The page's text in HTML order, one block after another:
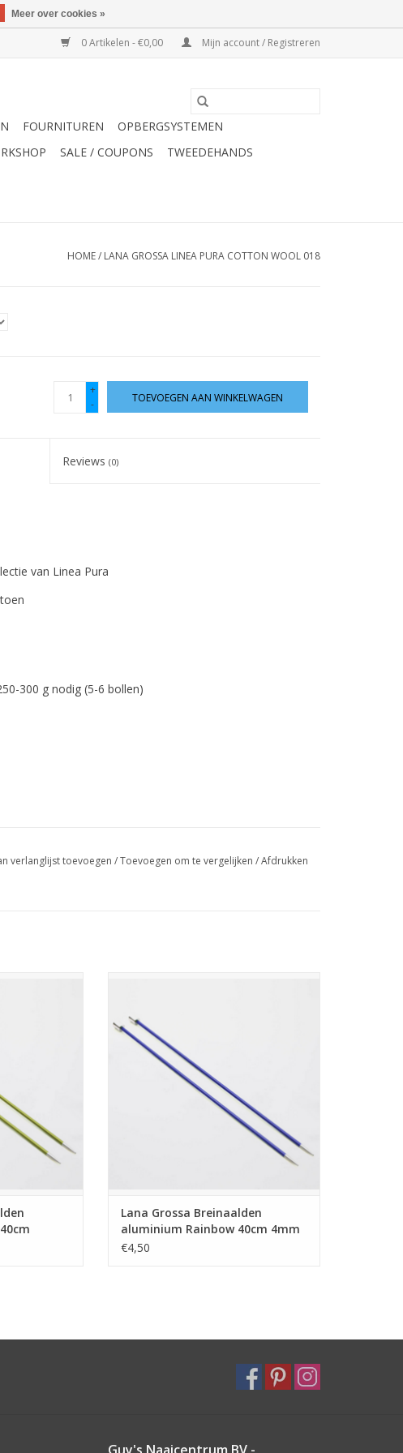
0 Artikelen - €0,00 Mijn account / Registreren
FOURNITUREN
OPBERGSYSTEMEN
SALE / COUPONS
TWEEDEHANDS
HOME/ LANA GROSSA LINEA PURA COTTON WOOL 018
+
-
TOEVOEGEN AAN WINKELWAGEN
Reviews(0)
van Linea Pura
300 g nodig (5-6 bollen)
verlanglijst toevoegen /Toevoegen om te vergelijken /Afdrukken
TOEVOEGEN AAN WINKELWAGEN
Lana Grossa Breinaalden
aluminium Rainbow 40cm 4mm
€4,50
Meer over cookies »